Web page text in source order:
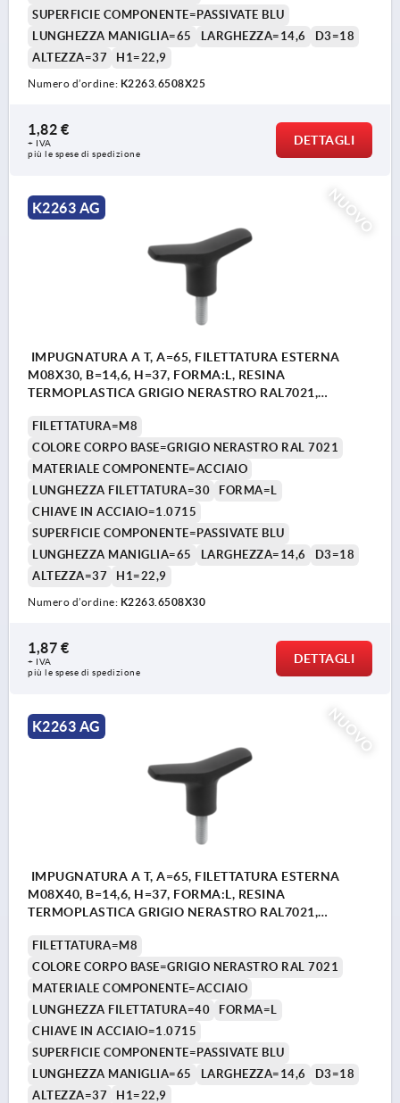
SUPERFICIE COMPONENTE=PASSIVATE BLU
LUNGHEZZA MANIGLIA=65
LARGHEZZA=14,6
D3=18
ALTEZZA=37
H1=22,9
Numero d’ordine: K2263.6508X25
1,82 €
+ IVA
più le spese di spedizione
DETTAGLI
NUOVO
K2263 AG
IMPUGNATURA A T, A=65, FILETTATURA ESTERNA
M08X30, B=14,6, H=37, FORMA:L, RESINA
TERMOPLASTICA GRIGIO NERASTRO RAL7021,
FILETTATURA=M8
COLORE CORPO BASE=GRIGIO NERASTRO RAL 7021
MATERIALE COMPONENTE=ACCIAIO
LUNGHEZZA FILETTATURA=30
FORMA=L
CHIAVE IN ACCIAIO=1.0715
SUPERFICIE COMPONENTE=PASSIVATE BLU
LUNGHEZZA MANIGLIA=65
LARGHEZZA=14,6
D3=18
ALTEZZA=37
H1=22,9
Numero d’ordine: K2263.6508X30
1,87 €
+ IVA
più le spese di spedizione
DETTAGLI
NUOVO
K2263 AG
IMPUGNATURA A T, A=65, FILETTATURA ESTERNA
M08X40, B=14,6, H=37, FORMA:L, RESINA
TERMOPLASTICA GRIGIO NERASTRO RAL7021,
FILETTATURA=M8
COLORE CORPO BASE=GRIGIO NERASTRO RAL 7021
MATERIALE COMPONENTE=ACCIAIO
LUNGHEZZA FILETTATURA=40
FORMA=L
CHIAVE IN ACCIAIO=1.0715
SUPERFICIE COMPONENTE=PASSIVATE BLU
LUNGHEZZA MANIGLIA=65
LARGHEZZA=14,6
D3=18
ALTEZZA=37
H1=22,9